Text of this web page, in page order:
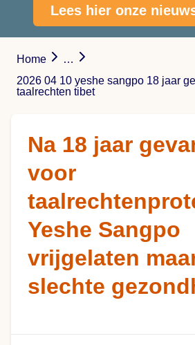
Lees hier onze
Home
…
2026 04 10 yeshe sangpo 18 jaar
taalrechten tibet
Na 18 jaar
voor
Yeshe Sangpo
vrijgelaten
slechte